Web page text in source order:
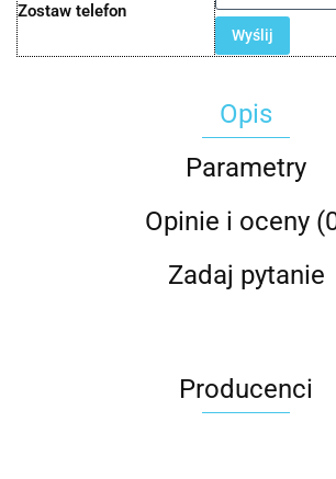
Zostaw telefon
Wyślij
Opis
Parametry
Opinie i oceny
Zadaj pytanie
Producenci